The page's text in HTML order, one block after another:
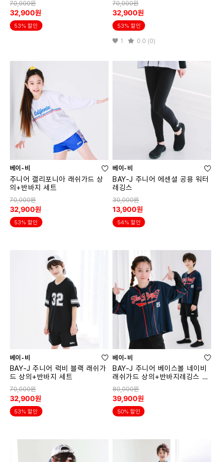
70,000원
32,900원
53% 할인
70,000원
32,900원
53% 할인
1 0.0 (0)
베이-비
주니어 캘리포니아 래쉬가드 상
의+반바지 세트
70,000원
32,900원
53% 할인
베이-비
BAY-J 주니어 에센셜 공용 워터
레깅스
30,000원
13,900원
54% 할인
베이-비
BAY-J 주니어 럭비 블랙 래쉬가
드 상의+반바지 세트
70,000원
32,900원
53% 할인
베이-비
BAY-J 주니어 베이스볼 네이비
래쉬가드 상의+반바지레깅스 세
트
80,000원
39,900원
50% 할인